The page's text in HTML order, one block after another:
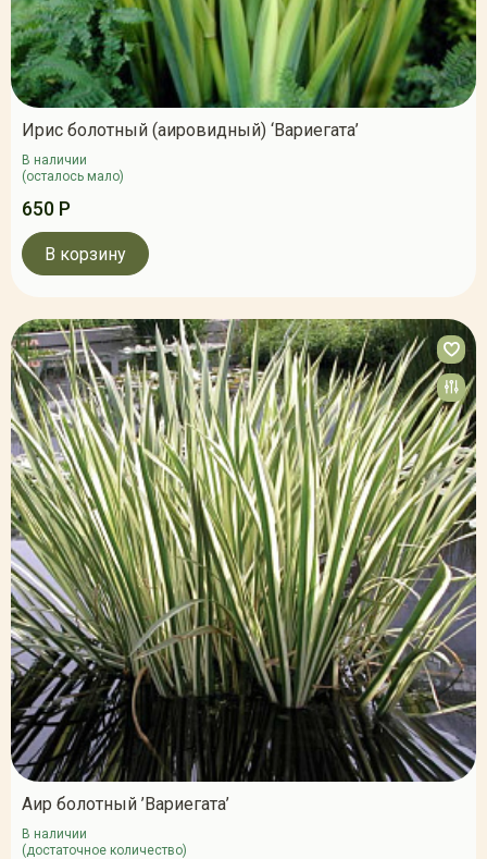
Ирис болотный (аировидный) ‘Вариегата’
В наличии
(осталось мало)
650 Р
В корзину
Аир болотный ’Вариегата’
В наличии
(достаточное количество)